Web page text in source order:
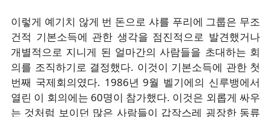
이렇게 예기치 않게 번 돈으로 샤를 푸리에 그룹은 무조
건적 기본소득에 관한 생각을 점진적으로 발견했거나
개별적으로 지니게 된 얼마간의 사람들을 초대하는 회
의를 조직하기로 결정했다. 이것이 기본소득에 관한 첫
번째 국제회의였다. 1986년 9월 벨기에의 신루뱅에서
열린 이 회의에는 60명이 참가했다. 이것은 외롭게 싸우
는 것처럼 보이던 많은 사람들이 갑작스레 굉장한 동류